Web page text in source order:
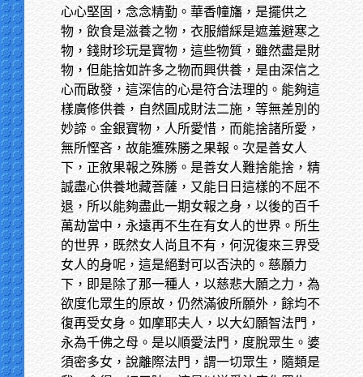
心心堅固，念念精勤。華香幢旛，是擺供之
物，飲食是滋養之物，衣服繒綵是遮羞避寒之
物，錢財珍玩是寶物，這些物質，雖然盡是財
物，但能捨如許多之物而興供養，是由深信之
心而啟發，這深信的心是符合法理的。能夠這
樣廣修供養，自然圓成財法二施，等無差別的
妙諦。金銀寶物，人所愛惜，而能捨諸所愛，
無所慳吝，故能獲殊勝之果報。次是善女人
下，正敘果報之殊勝。是善女人難捨能捨，精
誠盡心供養地藏菩薩，又能日日這樣的不屈不
退，所以能夠盡此一期女報之身，以後的百千
萬劫當中，永遠再不生在有女人的世界。所生
的世界，既然女人尚且不有，何況復來三界受
女人的身呢，這是絕對可以否決的。慈願力
下，即是除了那一種人，以慈悲大願之力，為
欲度化眾生的原故，仍然滿彼所願外，餘均不
復再受女身。如摩耶夫人，以大幻願智法門，
永為千佛之母。是以順愛法門，度脫眾生。婆
須密多女，說離際法門，謂一切眾生，隨類是